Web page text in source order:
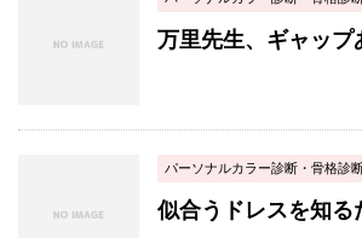
万里先生、ギャップ
パーソナルカラー診断・骨格診
似合うドレスを知る